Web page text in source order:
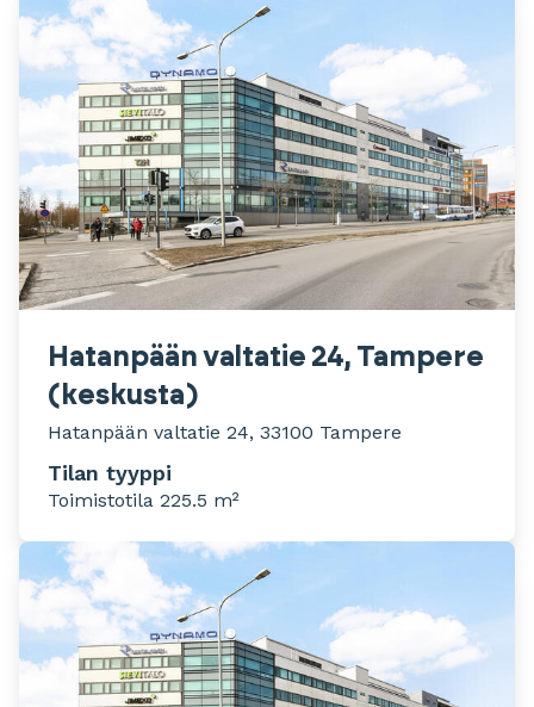
Hatanpään valtatie 24, Tampere
(keskusta)
Hatanpään valtatie 24, 33100 Tampere
Tilan tyyppi
Toimistotila 225.5 m²